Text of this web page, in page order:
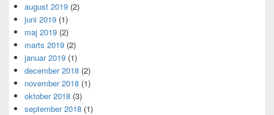
august 2019 (2)
juni 2019 (1)
maj 2019 (2)
marts 2019 (2)
januar 2019 (1)
december 2018 (2)
november 2018 (1)
oktober 2018 (3)
september 2018 (1)